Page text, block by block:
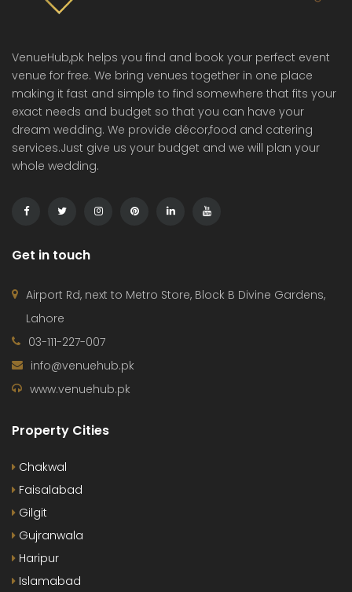
VenueHub,pk helps you find and book your perfect event
venue for free. We bring venues together in one place
making it fast and simple to find somewhere that fits your
exact needs and budget so that you can have your
dream wedding. We provide décor,food and catering
services.Just give us your budget and we will plan your
whole wedding.
Get in touch
Airport Rd, next to Metro Store, Block B Divine Gardens,
Lahore
03-111-227-007
info@venuehub.pk
www.venuehub.pk
Property Cities
Chakwal
Faisalabad
Gilgit
Gujranwala
Haripur
Islamabad